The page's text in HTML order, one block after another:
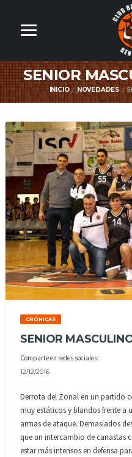
SENIOR
INICIO NOVEDADES
CRÓNICAS
SENIOR
Comparte en redes sociales:
12/12/2016
Derrota del Zonal en un partido
muy estáticos y blandos frente a
armas de ataque. Demasiados
que un intercambio de canastas
estar más intensos en defensa